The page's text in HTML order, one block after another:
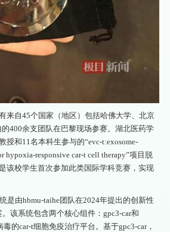
来自45个国家（地区）包括哈佛大学、北京
400余支团队在巴黎现场参赛。湖北医药学
授和11名本科生参与的“evc-t:exosome-
hypoxia-responsive car-t cell therapy”项目脱
该校学生首次参加此类国际学科竞赛，实现
是由hbmu-taihe团队在2024年提出的创新性
该系统包含两个核心组件：gpc3-car和
的car-t细胞免疫治疗平台。基于gpc3-car，